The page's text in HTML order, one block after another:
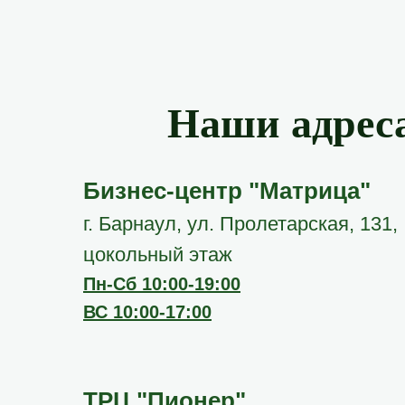
Наши
Бизнес-центр "Матрица"
г. Барнаул, ул. Пролетарская, 131,
цокольный этаж
Пн-Сб 10:00-19:00
ВС 10:00-17:00